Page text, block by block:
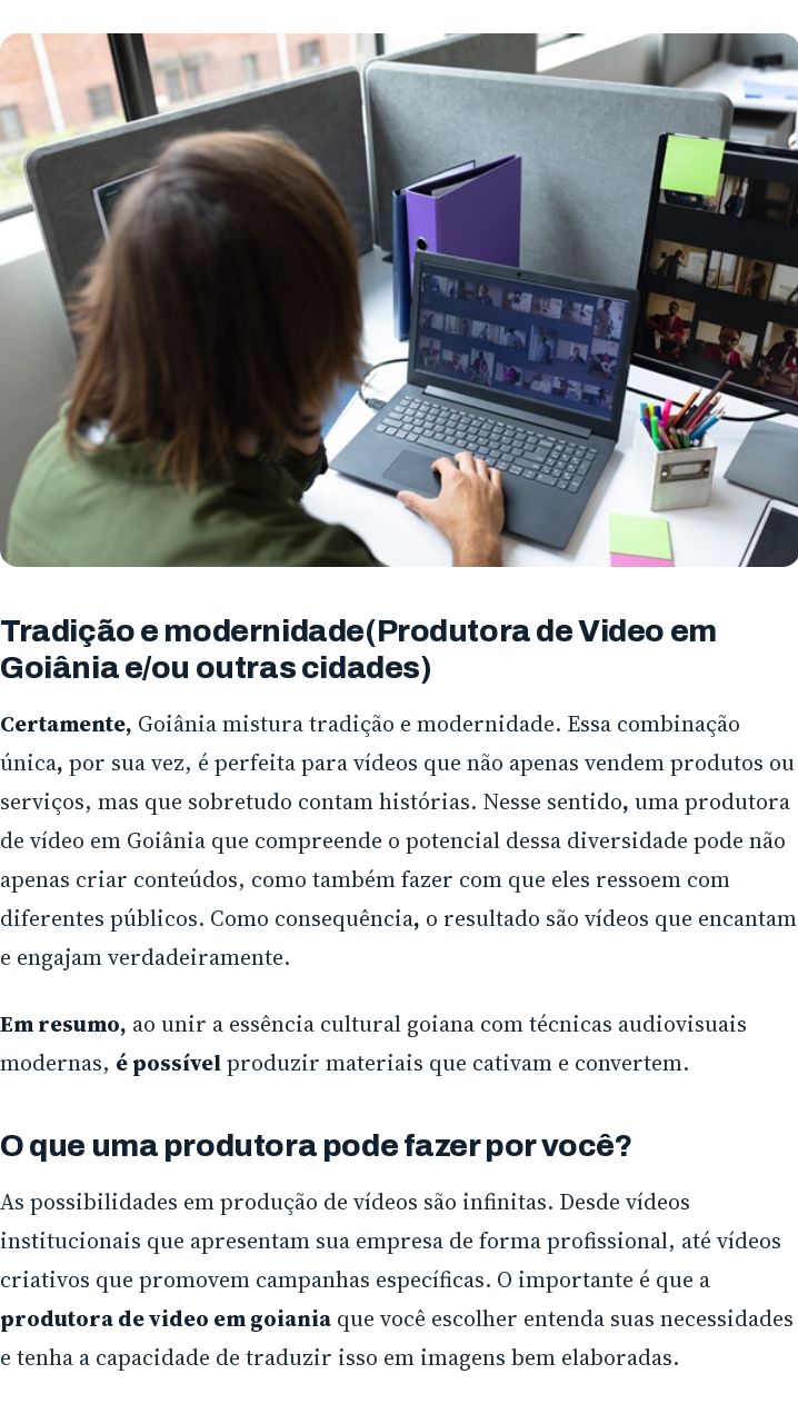
Tradição e modernidade(Produtora de Video em
Goiânia e/ou outras cidades)
Certamente, Goiânia mistura tradição e modernidade. Essa combinação
única, por sua vez, é perfeita para vídeos que não apenas vendem produtos ou
serviços, mas que sobretudo contam histórias. Nesse sentido, uma produtora
de vídeo em Goiânia que compreende o potencial dessa diversidade pode não
apenas criar conteúdos, como também fazer com que eles ressoem com
diferentes públicos. Como consequência, o resultado são vídeos que encantam
e engajam verdadeiramente.
Em resumo, ao unir a essência cultural goiana com técnicas audiovisuais
modernas, é possívelproduzir materiais que cativam e convertem.
O que uma produtora pode fazer por você?
As possibilidades em produção de vídeos são infinitas. Desde vídeos
institucionais que apresentam sua empresa de forma profissional, até vídeos
criativos que promovem campanhas específicas. O importante é que a
produtora de video em goiania que você escolher entenda suas necessidades
e tenha a capacidade de traduzir isso em imagens bem elaboradas.